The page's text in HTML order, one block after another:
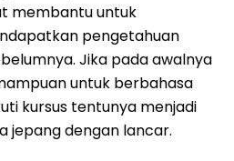
membantu untuk
pengetahuan
Jika pada awalnya
untuk berbahasa
kursus tentunya menjadi
jepang dengan lancar.